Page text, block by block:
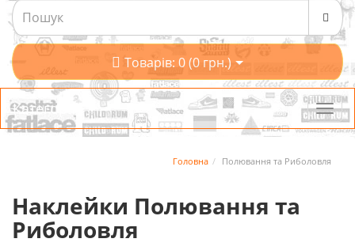
Товарів: 0 (0 грн.)
Категорії
Головна Полювання та Риболовля
Наклейки Полювання та
Риболовля